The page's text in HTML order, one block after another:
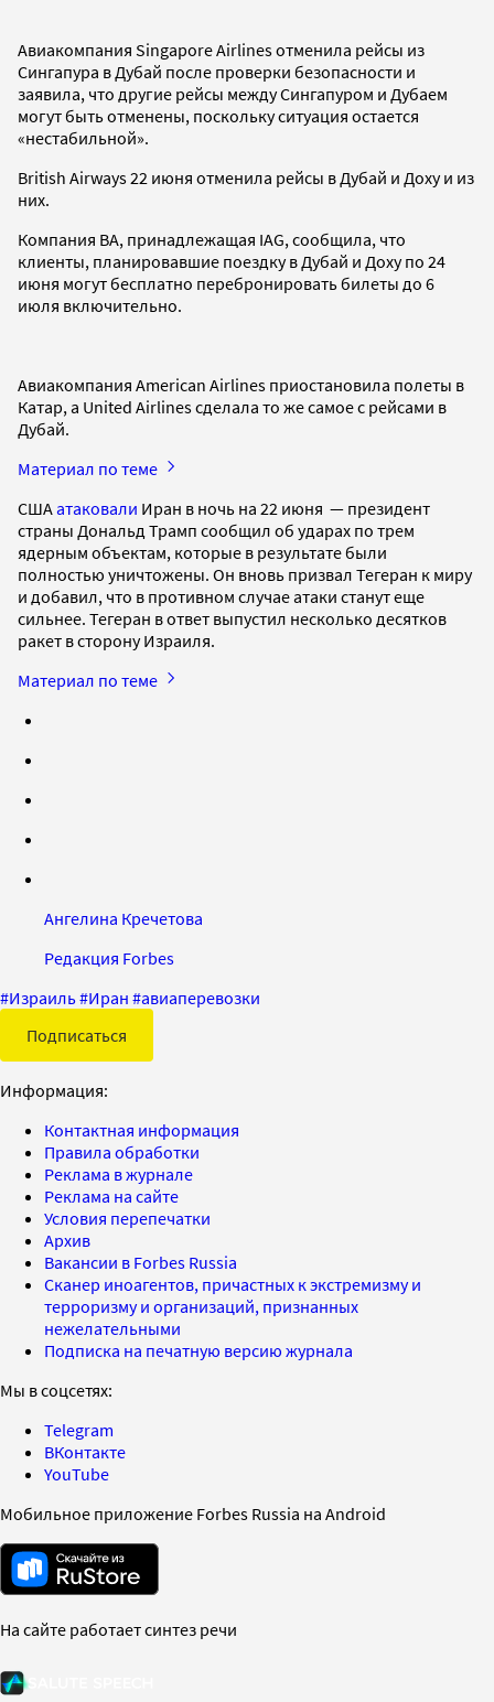
Авиакомпания Singapore Airlines отменила рейсы из
Сингапура в Дубай после проверки безопасности и
заявила, что другие рейсы между Сингапуром и Дубаем
могут быть отменены, поскольку ситуация остается
«нестабильной».
British Airways 22 июня отменила рейсы в Дубай и Доху и из
них.
Компания BA, принадлежащая IAG, сообщила, что
клиенты, планировавшие поездку в Дубай и Доху по 24
июня могут бесплатно перебронировать билеты до 6
июля включительно.
Авиакомпания American Airlines приостановила полеты в
Катар, а United Airlines сделала то же самое с рейсами в
Дубай.
Материал по теме
СШАатаковали Иран в ночь на 22 июня — президент
страны Дональд Трамп сообщил об ударах по трем
ядерным объектам, которые в результате были
полностью уничтожены. Он вновь призвал Тегеран к миру
и добавил, что в противном случае атаки станут еще
сильнее. Тегеран в ответ выпустил несколько десятков
ракет в сторону Израиля.
Материал по теме
Ангелина Кречетова
Редакция Forbes
#Израиль#Иран #авиаперевозки
Подписаться
Информация:
Контактная информация
Правила обработки
Реклама в журнале
Реклама на сайте
Условия перепечатки
Архив
Вакансии в Forbes Russia
Сканер иноагентов, причастных к экстремизму и
терроризму и организаций, признанных
нежелательными
Подписка на печатную версию журнала
Мы в соцсетях:
Telegram
ВКонтакте
YouTube
Мобильное приложение Forbes Russia на Android
На сайте работает синтез речи